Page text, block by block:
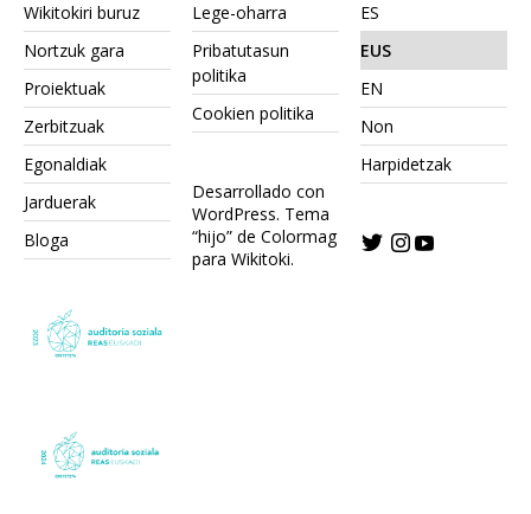
Wikitokiri buruz
Nortzuk gara
Proiektuak
Zerbitzuak
Egonaldiak
Jarduerak
Bloga
Lege-oharra
Pribatutasun
politika
Cookien politika
Desarrollado con
WordPress. Tema
“hijo” de Colormag
para Wikitoki.
ES
EUS
EN
Non
Harpidetzak